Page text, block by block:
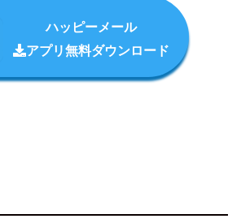
ハッピーメール
アプリ無料ダウンロード